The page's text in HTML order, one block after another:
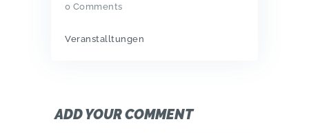
0 Comments
Veranstalltungen
ADD YOUR COMMENT